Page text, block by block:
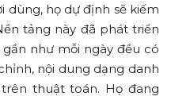
dùng, họ dự định sẽ kiếm
tảng này đã phát triển
như mỗi ngày đều có
nội dung dạng danh
thuật toán. Họ đang